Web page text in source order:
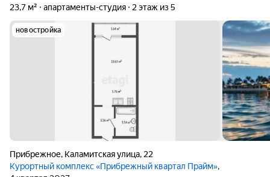
23,7 м² апартаменты-студия 2 этаж из 5
новостройка
Прибрежное, Каламитская улица, 22
Курортный комплекс «Прибрежный квартал Прайм»,